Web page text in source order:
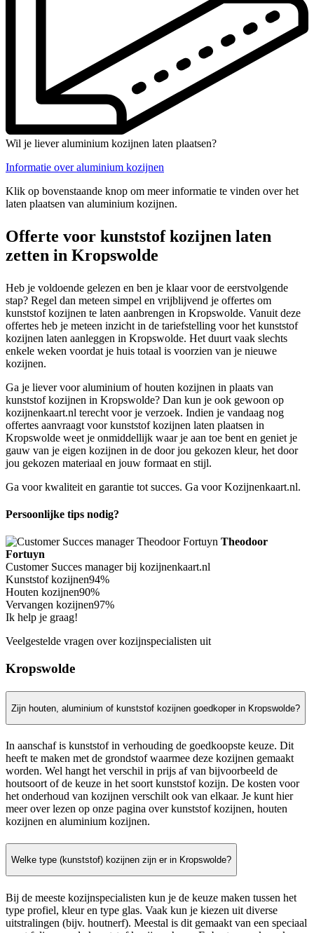
Wil je liever aluminium kozijnen laten plaatsen?
Informatie over aluminium kozijnen
Klik op bovenstaande knop om meer informatie te vinden over het
laten plaatsen van aluminium kozijnen.
Offerte voor kunststof kozijnen laten
zetten in Kropswolde
Heb je voldoende gelezen en ben je klaar voor de eerstvolgende
stap? Regel dan meteen simpel en vrijblijvend je offertes om
kunststof kozijnen te laten aanbrengen in Kropswolde. Vanuit deze
offertes heb je meteen inzicht in de tariefstelling voor het kunststof
kozijnen laten aanleggen in Kropswolde. Het duurt vaak slechts
enkele weken voordat je huis totaal is voorzien van je nieuwe
kozijnen.
Ga je liever voor aluminium of houten kozijnen in plaats van
kunststof kozijnen in Kropswolde? Dan kun je ook gewoon op
kozijnenkaart.nl terecht voor je verzoek. Indien je vandaag nog
offertes aanvraagt voor kunststof kozijnen laten plaatsen in
Kropswolde weet je onmiddellijk waar je aan toe bent en geniet je
gauw van je eigen kozijnen in de door jou gekozen kleur, het door
jou gekozen materiaal en jouw formaat en stijl.
Ga voor kwaliteit en garantie tot succes. Ga voor Kozijnenkaart.nl.
Persoonlijke tips nodig?
Theodoor
Fortuyn
Customer Succes manager bij kozijnenkaart.nl
Kunststof kozijnen94%
Houten kozijnen90%
Vervangen kozijnen97%
Ik help je graag!
Veelgestelde vragen over kozijnspecialisten uit
Kropswolde
Zijn houten, aluminium of kunststof kozijnen goedkoper in Kropswolde?
In aanschaf is kunststof in verhouding de goedkoopste keuze. Dit
heeft te maken met de grondstof waarmee deze kozijnen gemaakt
worden. Wel hangt het verschil in prijs af van bijvoorbeeld de
houtsoort of de keuze in het soort kunststof kozijn. De kosten voor
het onderhoud van kozijnen verschilt ook van elkaar. Je kunt hier
meer over lezen op onze pagina over kunststof kozijnen, houten
kozijnen en aluminium kozijnen.
Welke type (kunststof) kozijnen zijn er in Kropswolde?
Bij de meeste kozijnspecialisten kun je de keuze maken tussen het
type profiel, kleur en type glas. Vaak kun je kiezen uit diverse
uitstralingen (bijv. houtnerf). Meestal is dit gemaakt van een speciaal